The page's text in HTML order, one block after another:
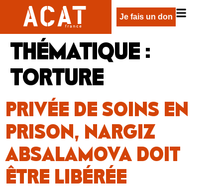
Je fais un don
THÉMATIQUE :
TORTURE
PRIVÉE DE SOINS EN
PRISON, NARGIZ
ABSALAMOVA DOIT
ÊTRE LIBÉRÉE